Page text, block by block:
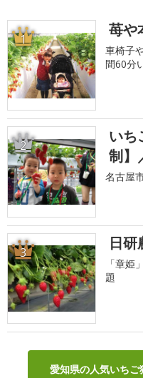
1 苺や
車椅子
間60分
2
いち
制】
名古屋
3 日研
「章姫
題
愛知県の人気いち